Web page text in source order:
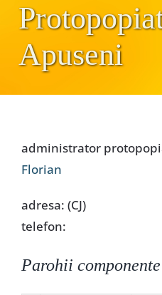
Noutăți
Liturgic
Special
Apuseni
administrator
Florian
adresa: (CJ)
telefon:
Parohii componente